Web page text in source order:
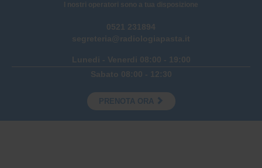
I nostri operatori sono a tua disposizione
0521 231894
segreteria@radiologiapasta.it
Lunedi - Venerdi 08:00 - 19:00
Sabato 08:00 - 12:30
PRENOTA ORA 